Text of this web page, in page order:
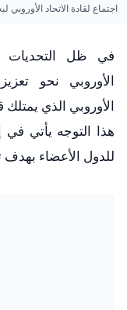
اجتماع لقادة الاتحاد الأوروبي
في ظل التحديات
الأوروبي نحو
هذا التوجه يأتي في
للدول الأعضاء بهدف